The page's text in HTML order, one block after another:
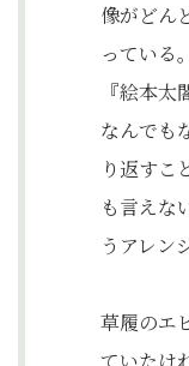
像がどん
っている
『絵本
なんでも
り返すこ
も言えな
うアレン
草履のエ